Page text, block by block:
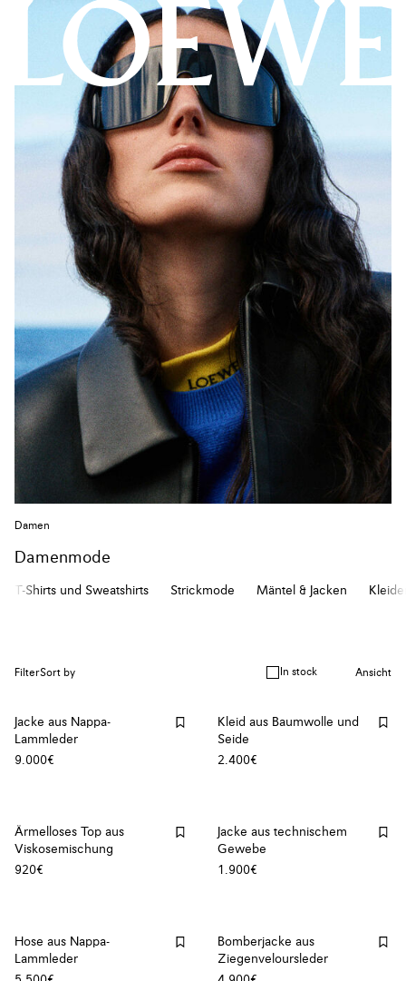
Damen
Damenmode
T-Shirts und Sweatshirts Strickmode Mäntel & Jacken
FilterSort by In stock Ansicht
Jacke aus Nappa-
Lammleder
9.000€
Kleid aus Baumwolle und
Seide
2.400€
Ärmelloses Top aus
Viskosemischung
920€
Jacke aus technischem
Gewebe
1.900€
Hose aus Nappa-
Lammleder
Bomberjacke aus
Ziegenveloursleder